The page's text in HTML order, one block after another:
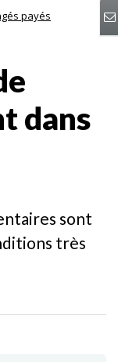
payés
dans
sont
très